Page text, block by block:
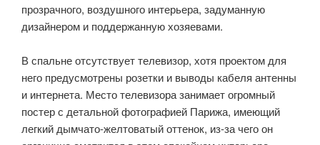
прозрачного, воздушного интерьера, задуманную
дизайнером и поддержанную хозяевами.
В спальне отсутствует телевизор, хотя проектом для
него предусмотрены розетки и выводы кабеля антенны
и интернета. Место телевизора занимает огромный
постер с детальной фотографией Парижа, имеющий
легкий дымчато-желтоватый оттенок, из-за чего он